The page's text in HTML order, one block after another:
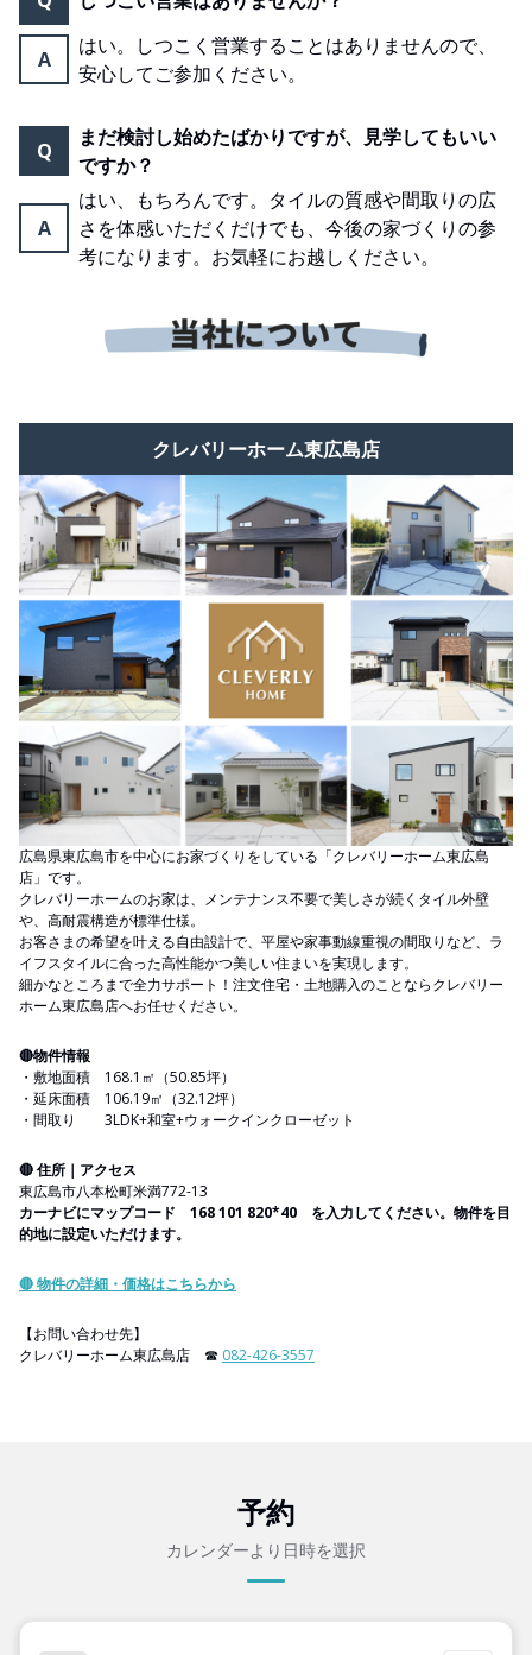
A
はい。しつこく営業することはありませんので、
安心してご参加ください。
Q
まだ検討し始めたばかりですが、見学してもいい
ですか？
A
はい、もちろんです。タイルの質感や間取りの広
さを体感いただくだけでも、今後の家づくりの参
考になります。お気軽にお越しください。
クレバリーホーム東広島店
広島県東広島市を中心にお家づくりをしている「クレバリーホーム東広島
店」です。
クレバリーホームのお家は、メンテナンス不要で美しさが続くタイル外壁
や、高耐震構造が標準仕様。
お客さまの希望を叶える自由設計で、平屋や家事動線重視の間取りなど、ラ
イフスタイルに合った高性能かつ美しい住まいを実現します。
細かなところまで全力サポート！注文住宅・土地購入のことならクレバリー
ホーム東広島店へお任せください。
🔴物件情報
・敷地面積 168.1㎡（50.85坪）
・延床面積 106.19㎡（32.12坪）
・間取り 3LDK+和室+ウォークインクローゼット
🔴 住所｜アクセス
東広島市八本松町米満772-13
カーナビにマップコード 168 101 820*40 を入力してください。物件を目
的地に設定いただけます。
🔴 物件の詳細・価格はこちらから
【お問い合わせ先】
クレバリーホーム東広島店 ☎ 082-426-3557
予約
カレンダーより日時を選択